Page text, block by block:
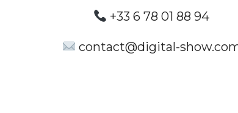
+33 6 78 01 88 94
contact@digital-